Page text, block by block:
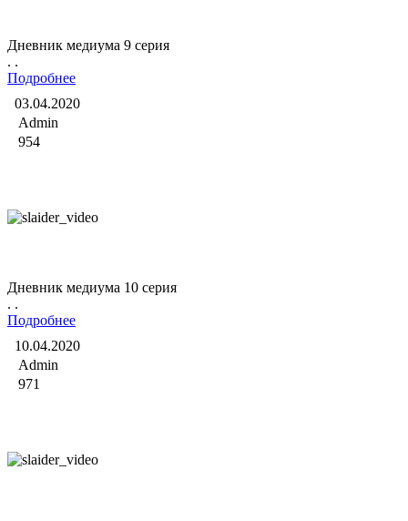
Дневник медиума 9 серия
. .
Подробнее
03.04.2020
Admin
954
Дневник медиума 10 серия
. .
Подробнее
10.04.2020
Admin
971